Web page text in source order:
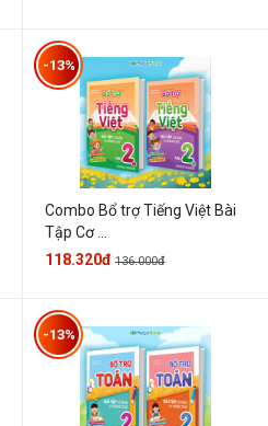
Combo Bổ trợ Tiếng Việt Bài
Tập Cơ ...
-13%
118.320đ 136.000đ
-13%